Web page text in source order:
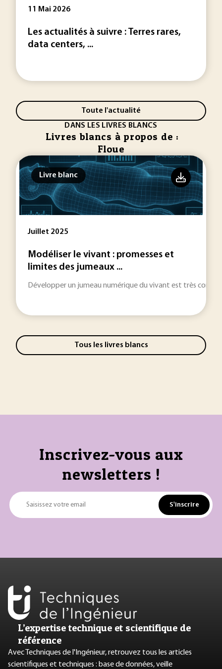
11 Mai 2026
Les actualités à suivre : Terres rares,
data centers, ...
Toute l'actualité
DANS LES LIVRES BLANCS
Livres blancs à propos de :
Floue
Livre blanc
Juillet 2025
Modéliser le vivant : promesses et
limites des jumeaux ...
Développer un jumeau numérique du vivant est très
Tous les livres blancs
Inscrivez-vous aux
newsletters !
Saisissez votre email S'inscrire
L’expertise technique et scientifique de
référence
Avec Techniques de l'Ingénieur, retrouvez tous les articles
scientifiques et techniques : base de données, veille